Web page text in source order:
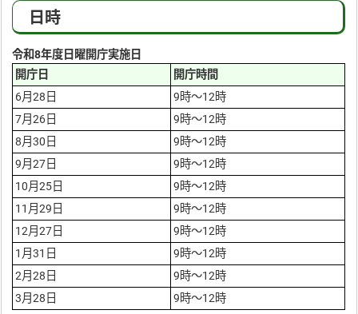
日時
令和8年度日曜開庁実施日
開庁日
開庁時間
6月28日
9時～12時
7月26日
9時～12時
8月30日
9時～12時
9月27日
9時～12時
10月25日
9時～12時
11月29日
9時～12時
12月27日
9時～12時
1月31日
9時～12時
2月28日
9時～12時
3月28日
9時～12時